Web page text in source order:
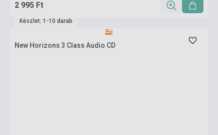
2 995 Ft
Készlet: 1-10 darab
New Horizons 3 Class Audio CD